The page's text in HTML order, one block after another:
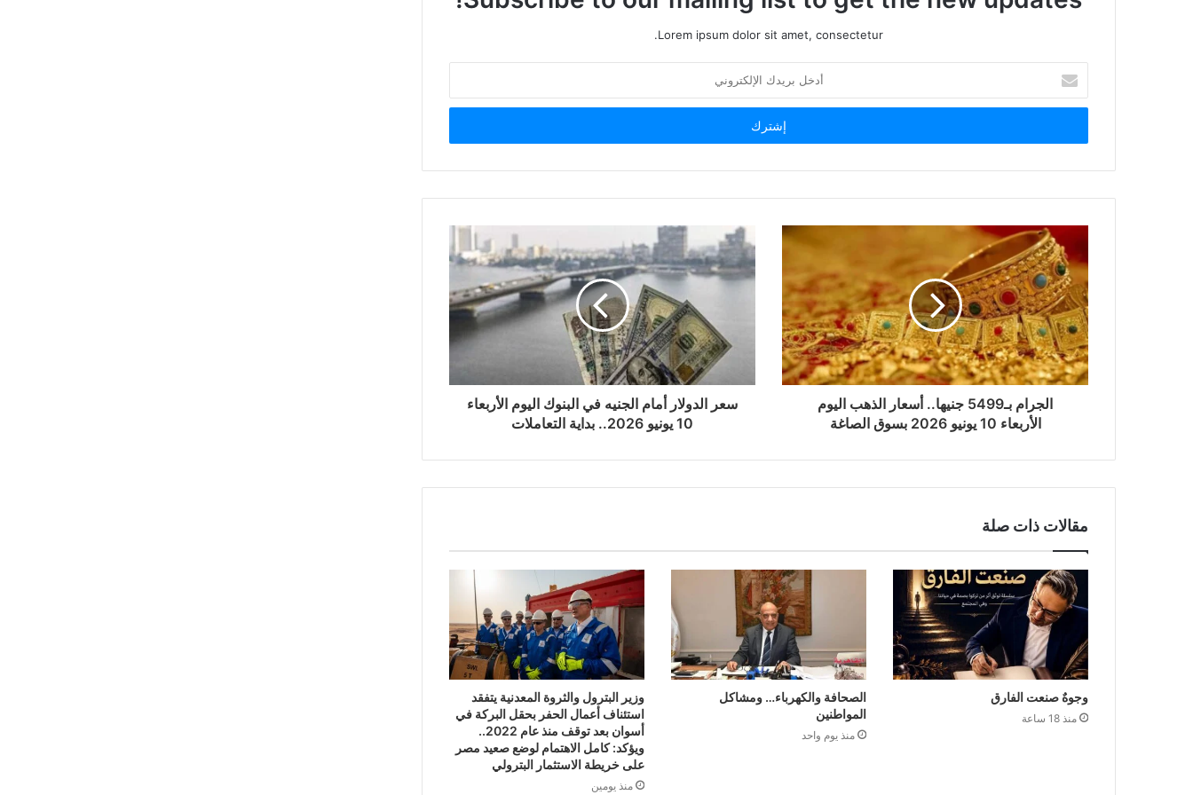
Lorem ipsum dolor sit amet, consectetur.
بريدك
الإلكتروني
الجرام بـ5499 جنيها.. أسعار الذهب اليوم
الأربعاء 10 يونيو 2026 بسوق الصاغة
سعر الدولار أمام الجنيه في البنوك اليوم الأربعاء
10 يونيو 2026.. بداية التعاملات
مقالات ذات صلة
وجوهٌ صنعت الفارق
منذ 18 ساعة
الصحافة والكهرباء… ومشاكل
المواطنين
منذ يوم واحد
وزير البترول والثروة المعدنية يتفقد
استئناف أعمال الحفر بحقل البركة في
أسوان بعد توقف منذ عام 2022..
ويؤكد: كامل الاهتمام لوضع صعيد مصر
على خريطة الاستثمار البترولي
منذ يومين